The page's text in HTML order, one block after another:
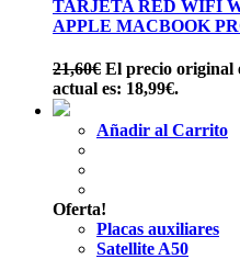
TARJETA RED WIFI
APPLE MACBOOK
21,60€ El precio original
actual es: 18,99€.
Añadir al Carrito
Oferta!
Placas auxiliares
Satellite A50